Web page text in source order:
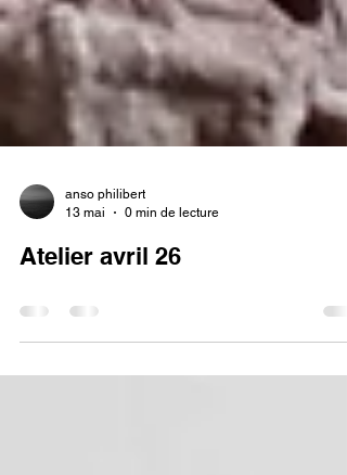
13 mai
0 min de lecture
Atelier avril 26